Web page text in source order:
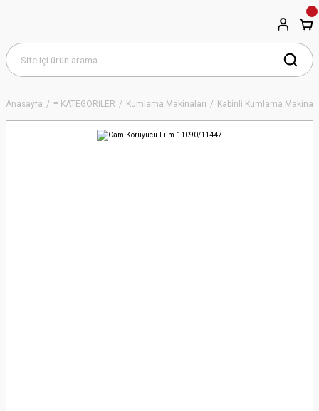
Anasayfa ≡ KATEGORİLER Kumlama Makinaları Kabinli Kumlama